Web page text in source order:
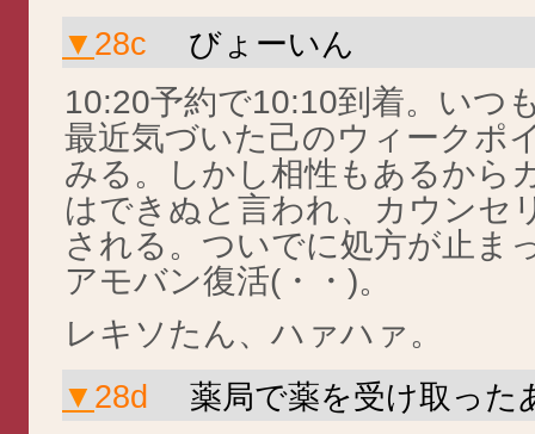
▼ 28c
びょーいん
10:20予約で10:10到着。いつ
最近気づいた己のウィークポ
みる。しかし相性もあるから
はできぬと言われ、カウンセ
される。ついでに処方が止ま
アモバン復活(・・)。
レキソたん、ハァハァ。
▼ 28d
薬局で薬を受け取った